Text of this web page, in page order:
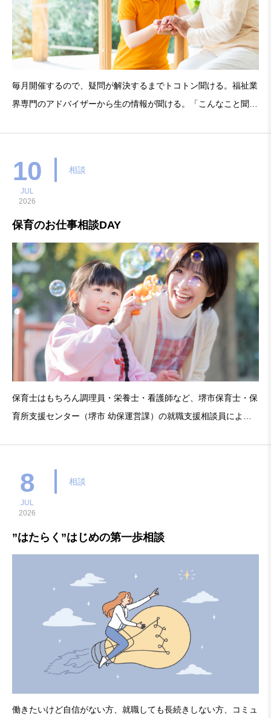
毎月開催するので、疑問が解決するまでトコトン聞ける。福祉業
界専門のアドバイザーから生の情報が聞ける。「こんなこと聞い
未経験から始められる？現場を見てみたいんだけど…など
10
JUL
2026
相談
保育のお仕事相談DAY
保育士はもちろん調理員・栄養士・看護師など、堺市保育士・保
育所支援センター（堺市 幼保運営課）の就職支援相談員による
談ください。開催日：毎月第2金曜日（変更になる場合があり
8
JUL
2026
相談
”はたらく”はじめの第一歩相談
働きたいけど自信がない方、就職しても長続きしない方、コミュ